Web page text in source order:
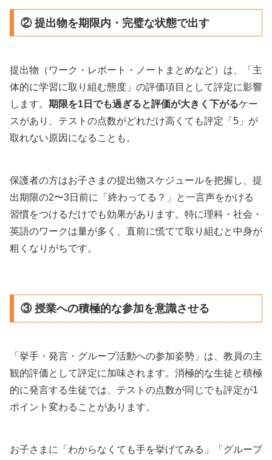
② 提出物を期限内・完璧な状態で出す
提出物（ワーク・レポート・ノートまとめなど）は、「主
体的に学習に取り組む態度」の評価項目として評定に影響
します。 期限を1日でも過ぎると評価が大きく下がるケー
スがあり、テストの点数がどれだけ高くても評定「5」が
取れない原因になることも。
保護者の方はお子さまの提出物スケジュールを把握し、提
出期限の2〜3日前に「終わってる？」と一言声をかける
習慣をつけるだけでも効果があります。特に理科・社会・
英語のワークは量が多く、直前に慌てて取り組むと中身が
粗くなりがちです。
③ 授業への積極的な参加を意識させる
「挙手・発言・グループ活動への参加姿勢」は、教員の主
観的評価として評定に加味されます。消極的な生徒と積極
的に発言する生徒では、テストの点数が同じでも評定が1
ポイント変わることがあります。
お子さまに「わからなくても手を挙げてみる」「グループ